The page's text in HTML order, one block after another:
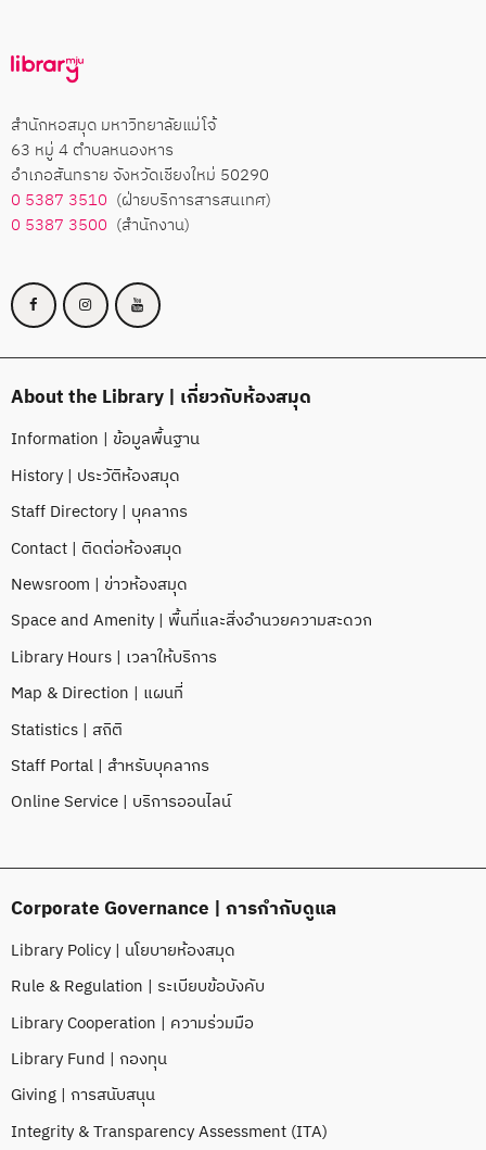
สำนักหอสมุด มหาวิทยาลัยแม่โจ้
63 หมู่ 4 ตำบลหนองหาร
อำเภอสันทราย จังหวัดเชียงใหม่ 50290
0 5387 3510 (ฝ่ายบริการสารสนเทศ)
0 5387 3500 (สำนักงาน)
About the Library | เกี่ยวกับห้องสมุด
Information | ข้อมูลพื้นฐาน
History | ประวัติห้องสมุด
Staff Directory | บุคลากร
Contact | ติดต่อห้องสมุด
Newsroom | ข่าวห้องสมุด
Space and Amenity | พื้นที่และสิ่งอำนวยความสะดวก
Library Hours | เวลาให้บริการ
Map & Direction | แผนที่
Statistics | สถิติ
Staff Portal | สำหรับบุคลากร
Online Service | บริการออนไลน์
Corporate Governance | การกำกับดูแล
Library Policy | นโยบายห้องสมุด
Rule & Regulation | ระเบียบข้อบังคับ
Library Cooperation | ความร่วมมือ
Library Fund | กองทุน
Giving | การสนับสนุน
Integrity & Transparency Assessment (ITA)